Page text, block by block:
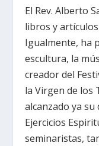
El Rev. Alberto
libros y
Igualmente, ha
escultura, la
creador del
la Virgen de los
alcanzado ya su
Ejercicios
seminaristas,